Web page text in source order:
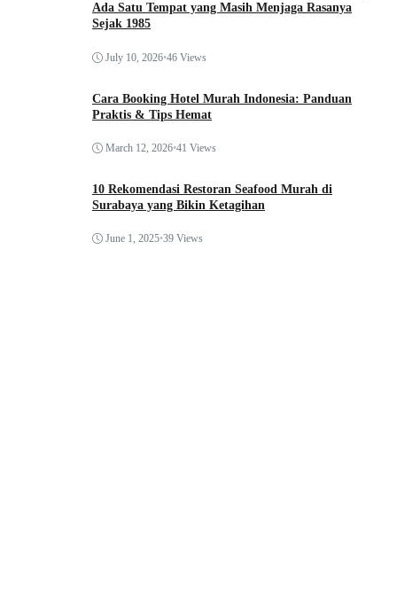
Ada Satu Tempat yang Masih Menjaga Rasanya
Sejak 1985
July 10, 2026•46 Views
Cara Booking Hotel Murah Indonesia: Panduan
Praktis & Tips Hemat
March 12, 2026•41 Views
10 Rekomendasi Restoran Seafood Murah di
Surabaya yang Bikin Ketagihan
June 1, 2025•39 Views